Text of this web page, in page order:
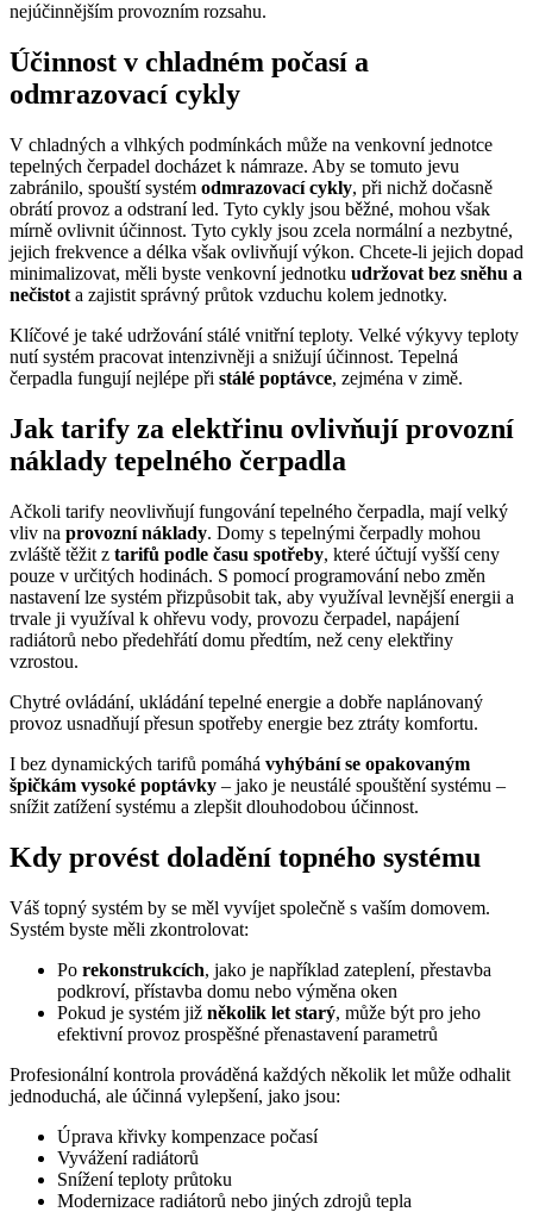
nejúčinnějším provozním rozsahu.
Účinnost v chladném počasí a
odmrazovací cykly
V chladných a vlhkých podmínkách může na venkovní jednotce
tepelných čerpadel docházet k námraze. Aby se tomuto jevu
zabránilo, spouští systém odmrazovací cykly, při nichž dočasně
obrátí provoz a odstraní led. Tyto cykly jsou běžné, mohou však
mírně ovlivnit účinnost. Tyto cykly jsou zcela normální a nezbytné,
jejich frekvence a délka však ovlivňují výkon. Chcete-li jejich dopad
minimalizovat, měli byste venkovní jednotku udržovat bez sněhu a
nečistot a zajistit správný průtok vzduchu kolem jednotky.
Klíčové je také udržování stálé vnitřní teploty. Velké výkyvy teploty
nutí systém pracovat intenzivněji a snižují účinnost. Tepelná
čerpadla fungují nejlépe při stálé poptávce, zejména v zimě.
Jak tarify za elektřinu ovlivňují provozní
náklady tepelného čerpadla
Ačkoli tarify neovlivňují fungování tepelného čerpadla, mají velký
vliv na provozní náklady. Domy s tepelnými čerpadly mohou
zvláště těžit z tarifů podle času spotřeby, které účtují vyšší ceny
pouze v určitých hodinách. S pomocí programování nebo změn
nastavení lze systém přizpůsobit tak, aby využíval levnější energii a
trvale ji využíval k ohřevu vody, provozu čerpadel, napájení
radiátorů nebo předehřátí domu předtím, než ceny elektřiny
vzrostou.
Chytré ovládání, ukládání tepelné energie a dobře naplánovaný
provoz usnadňují přesun spotřeby energie bez ztráty komfortu.
I bez dynamických tarifů pomáhá vyhýbání se opakovaným
špičkám vysoké poptávky – jako je neustálé spouštění systému –
snížit zatížení systému a zlepšit dlouhodobou účinnost.
Kdy provést doladění topného systému
Váš topný systém by se měl vyvíjet společně s vaším domovem.
Systém byste měli zkontrolovat:
Po rekonstrukcích, jako je například zateplení, přestavba
podkroví, přístavba domu nebo výměna oken
Pokud je systém již několik let starý, může být pro jeho
efektivní provoz prospěšné přenastavení parametrů
Profesionální kontrola prováděná každých několik let může odhalit
jednoduchá, ale účinná vylepšení, jako jsou:
Úprava křivky kompenzace počasí
Vyvážení radiátorů
Snížení teploty průtoku
Modernizace radiátorů nebo jiných zdrojů tepla